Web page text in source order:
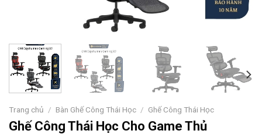
Trang chủ / Bàn Ghế Công Thái Học / Ghế Công Thái Học
Ghế Công Thái Học Cho Game Thủ